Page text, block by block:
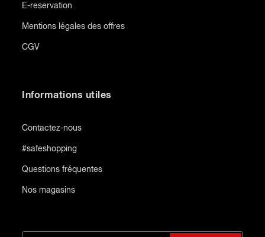
E-reservation
Mentions légales des offres
CGV
Informations utiles
Contactez-nous
#safeshopping
Questions fréquentes
Nos magasins